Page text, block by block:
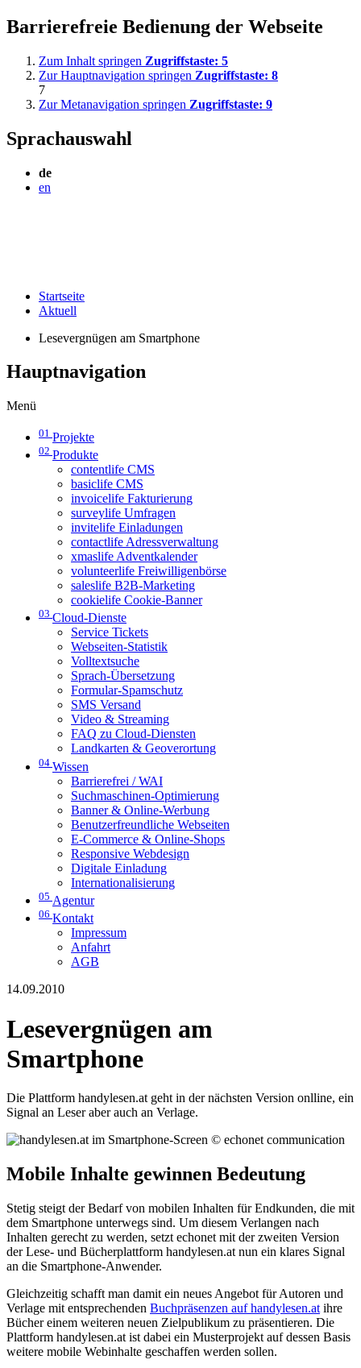
Barrierefreie Bedienung der Webseite
Zum Inhalt springen Zugriffstaste: 5
Zur Hauptnavigation springen Zugriffstaste: 8
7
Zur Metanavigation springen Zugriffstaste: 9
Sprachauswahl
de
en
Startseite
Aktuell
Lesevergnügen am Smartphone
Hauptnavigation
Menü
01 Projekte
02 Produkte
contentlife CMS
basiclife CMS
invoicelife Fakturierung
surveylife Umfragen
invitelife Einladungen
contactlife Adressverwaltung
xmaslife Adventkalender
volunteerlife Freiwilligenbörse
saleslife B2B-Marketing
cookielife Cookie-Banner
03 Cloud-Dienste
Service Tickets
Webseiten-Statistik
Volltextsuche
Sprach-Übersetzung
Formular-Spamschutz
SMS Versand
Video & Streaming
FAQ zu Cloud-Diensten
Landkarten & Geoverortung
04 Wissen
Barrierefrei / WAI
Suchmaschinen-Optimierung
Banner & Online-Werbung
Benutzerfreundliche Webseiten
E-Commerce & Online-Shops
Responsive Webdesign
Digitale Einladung
Internationalisierung
05 Agentur
06 Kontakt
Impressum
Anfahrt
AGB
14.09.2010
Lesevergnügen am
Smartphone
Die Plattform handylesen.at geht in der nächsten Version onlline, ein
Signal an Leser aber auch an Verlage.
Mobile Inhalte gewinnen Bedeutung
Stetig steigt der Bedarf von mobilen Inhalten für Endkunden, die mit
dem Smartphone unterwegs sind. Um diesem Verlangen nach
Inhalten gerecht zu werden, setzt echonet mit der zweiten Version
der Lese- und Bücherplattform handylesen.at nun ein klares Signal
an die Smartphone-Anwender.
Gleichzeitig schafft man damit ein neues Angebot für Autoren und
Verlage mit entsprechenden Buchpräsenzen auf handylesen.at ihre
Bücher einem weiteren neuen Zielpublikum zu präsentieren. Die
Plattform handylesen.at ist dabei ein Musterprojekt auf dessen Basis
weitere mobile Webinhalte geschaffen werden sollen.